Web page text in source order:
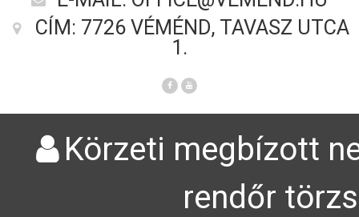
CÍM: 7726 VÉMÉND, TAVASZ UTCA
1.
Körzeti megbízott
rendőr